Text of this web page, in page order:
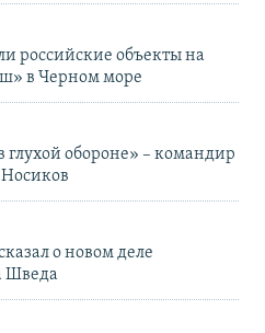
российские объекты на
в Черном море
обороне» – командир
о новом деле
Шведа